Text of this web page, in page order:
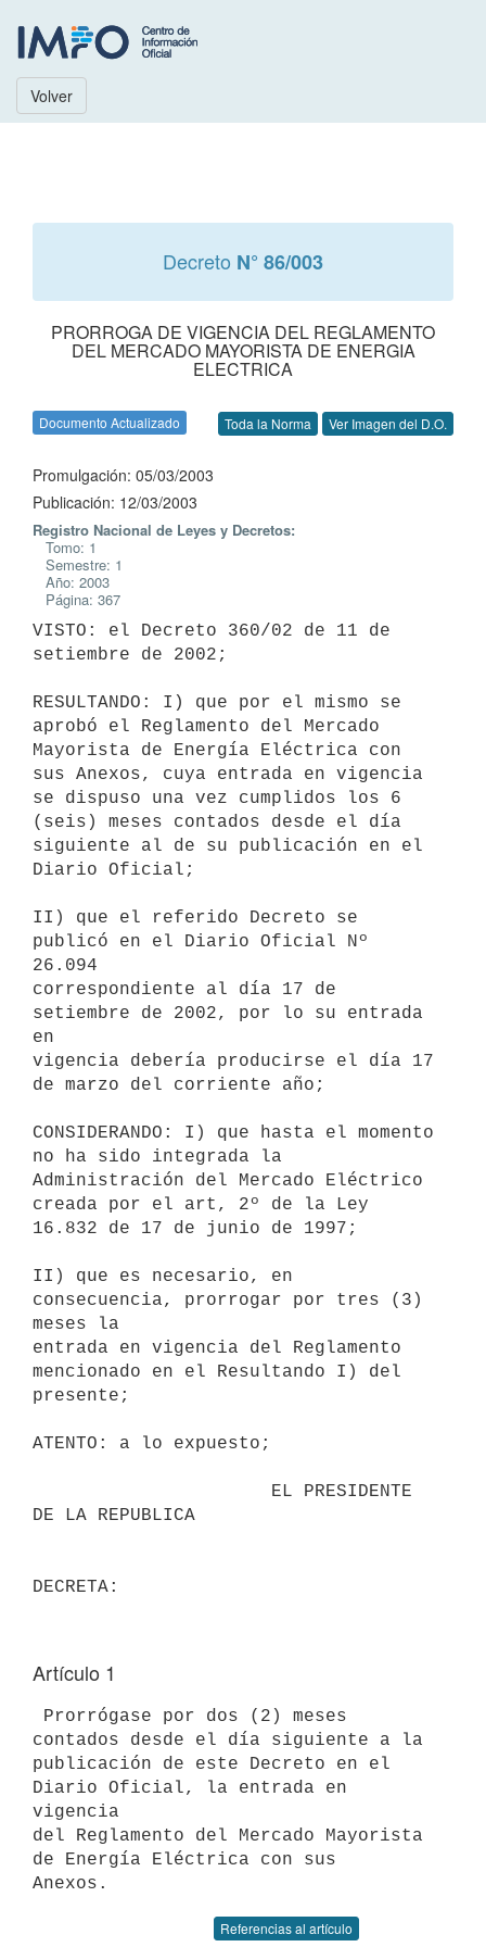
Volver
Decreto N° 86/003
PRORROGA DE VIGENCIA DEL REGLAMENTO
DEL MERCADO MAYORISTA DE ENERGIA
ELECTRICA
Documento Actualizado Toda la Norma Ver Imagen del D.O.
Promulgación: 05/03/2003
Publicación: 12/03/2003
Registro Nacional de Leyes y Decretos:
Tomo: 1
Semestre: 1
Año: 2003
Página: 367
VISTO: el Decreto 360/02 de 11 de
setiembre de 2002;
RESULTANDO: I) que por el mismo se
aprobó el Reglamento del Mercado
Mayorista de Energía Eléctrica con
sus Anexos, cuya entrada en vigencia
se dispuso una vez cumplidos los 6
(seis) meses contados desde el día
siguiente al de su publicación en el
Diario Oficial;
II) que el referido Decreto se
publicó en el Diario Oficial Nº
26.094
correspondiente al día 17 de
setiembre de 2002, por lo su entrada
en
vigencia debería producirse el día 17
de marzo del corriente año;
CONSIDERANDO: I) que hasta el momento
no ha sido integrada la
Administración del Mercado Eléctrico
creada por el art, 2º de la Ley
16.832 de 17 de junio de 1997;
II) que es necesario, en
consecuencia, prorrogar por tres (3)
meses la
entrada en vigencia del Reglamento
mencionado en el Resultando I) del
presente;
ATENTO: a lo expuesto;
DE LA REPUBLICA
Artículo 1
contados desde el día siguiente a la
publicación de este Decreto en el
Diario Oficial, la entrada en
vigencia
del Reglamento del Mercado Mayorista
de Energía Eléctrica con sus
Referencias al artículo